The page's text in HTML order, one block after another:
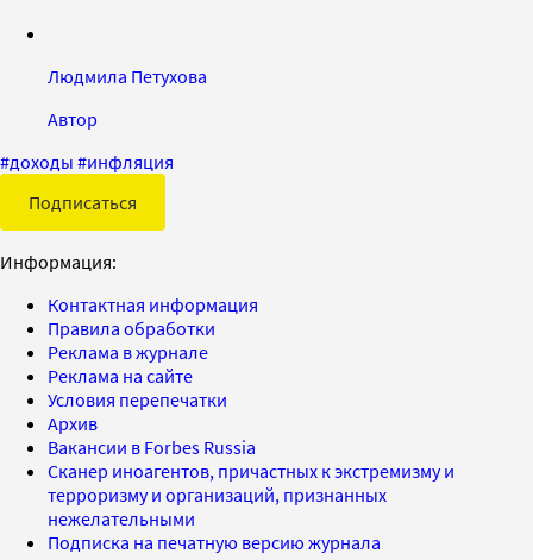
Людмила Петухова
Автор
#доходы #инфляция
Подписаться
Информация:
Контактная информация
Правила обработки
Реклама в журнале
Реклама на сайте
Условия перепечатки
Архив
Вакансии в Forbes Russia
Сканер иноагентов, причастных к экстремизму и
терроризму и организаций, признанных
нежелательными
Подписка на печатную версию журнала